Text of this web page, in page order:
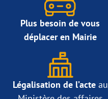
Plus besoin de vous
déplacer en Mairie
Légalisation de l’acteau